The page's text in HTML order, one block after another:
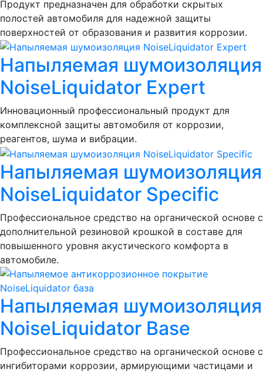
Продукт предназначен для обработки скрытых
полостей автомобиля для надежной защиты
поверхностей от образования и развития коррозии.
Напыляемая шумоизоляция
NoiseLiquidator Expert
Инновационный профессиональный продукт для
комплексной защиты автомобиля от коррозии,
реагентов, шума и вибрации.
Напыляемая шумоизоляция
NoiseLiquidator Specific
Профессиональное средство на органической основе с
дополнительной резиновой крошкой в составе для
повышенного уровня акустического комфорта в
автомобиле.
Напыляемая шумоизоляция
NoiseLiquidator Base
Профессиональное средство на органической основе с
ингибиторами коррозии, армирующими частицами и